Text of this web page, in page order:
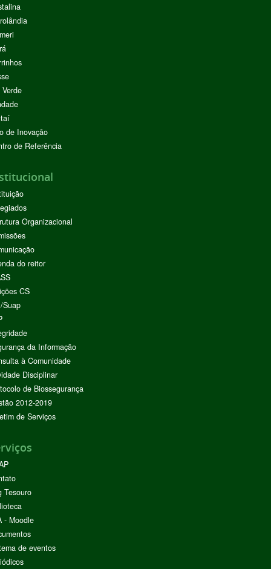
de Inovação
de Referência
Organizacional
do reitor
CS
Suap
da Informação
à Comunidade
Disciplinar
de Biossegurança
2012-2019
de Serviços
Tesouro
- Moodle
de eventos